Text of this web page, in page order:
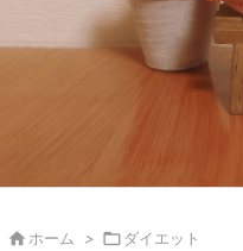
 ホーム >  ダイエット